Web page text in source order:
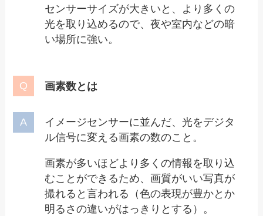
センサーサイズが大きいと、より多くの
光を取り込めるので、夜や室内などの暗
い場所に強い。
画素数とは
イメージセンサーに並んだ、光をデジタ
ル信号に変える画素の数のこと。
画素が多いほどより多くの情報を取り込
むことができるため、画質がいい写真が
撮れると言われる（色の表現が豊かとか
明るさの違いがはっきりとする）。